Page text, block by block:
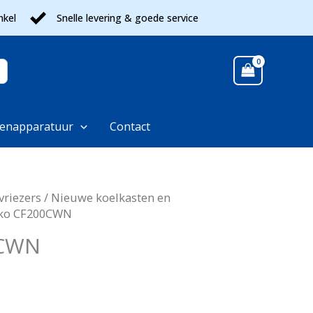
Snelle levering & goede service
Contact
/ Nieuwe koelkasten en
CF200CWN